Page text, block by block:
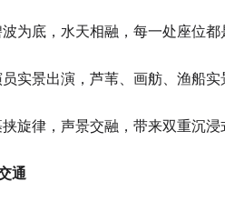
为底，水天相融，每一处座位
实景出演，芦苇、画舫、渔船
旋律，声景交融，带来双重沉
通